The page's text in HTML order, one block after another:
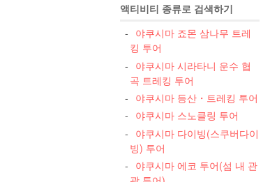
액티비티 종류로 검색하기
야쿠시마 죠몬 삼나무 트레
킹 투어
야쿠시마 시라타니 운수 협
곡 트레킹 투어
야쿠시마 등산・트레킹 투어
야쿠시마 스노클링 투어
야쿠시마 다이빙(스쿠버다이
빙) 투어
야쿠시마 에코 투어(섬 내 관